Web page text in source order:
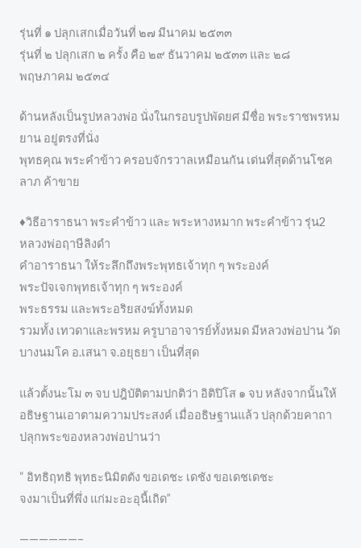
รุ่นที่ ๑ ปลุกเสกเมื่อวันที่ ๒๗ มีนาคม ๒๕๓๓
รุ่นที่ ๒ ปลุกเสก ๒ ครั้ง คือ ๒๙ ธันวาคม ๒๕๓๓ และ ๒๘
พฤษภาคม ๒๕๓๔
ด้านหลังเป็นรูปหลวงพ่อ นั่งในกรอบรูปพัดยศ มีชื่อ พระราชพรหม
ยาน อยู่ตรงที่นั่ง
พุทธคุณ พระคำข้าว ครอบจักรวาลเหมือนกัน เด่นที่สุดด้านโชค
ลาภ ค้าขาย
♦วิธีอาราธนา พระคำข้าว และ พระหางหมาก พระคำข้าว รุ่น2
หลวงพ่อฤาษีลิงดำ
คำอาราธนา ให้ระลึกถึงพระพุทธเจ้าทุก ๆ พระองค์
พระปัจเจกพุทธเจ้าทุก ๆ พระองค์
พระธรรม และพระอริยสงฆ์ทั้งหมด
รวมทั้ง เทวดาและพรหม ครูบาอาจารย์ทั้งหมด มีหลวงพ่อปาน วัด
บางนมโค อ.เสนา จ.อยุธยา เป็นที่สุด
แล้วตั้งนะโม ๓ จบ ปฎิบัติตามปกติว่า อิติปิโส ๑ จบ หลังจากนั้นให้
อธิษฐานเอาตามความประสงค์ เมื่ออธิษฐานแล้ว ปลุกด้วยคาถา
ปลุกพระของหลวงพ่อปานว่า
“ อิทธิฤทธิ พุทธะนิมิตตัง ขอเดชะ เดชัง ขอเดชเดชะ
จงมาเป็นที่พึ่ง แก่มะอะอุนี้เถิด”
——————–